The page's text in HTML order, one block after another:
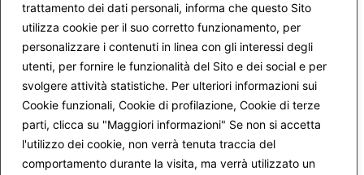
trattamento dei dati personali, informa che questo Sito
utilizza cookie per il suo corretto funzionamento, per
personalizzare i contenuti in linea con gli interessi degli
utenti, per fornire le funzionalità del Sito e dei social e per
svolgere attività statistiche. Per ulteriori informazioni sui
Cookie funzionali, Cookie di profilazione, Cookie di terze
parti, clicca su "Maggiori informazioni" Se non si accetta
l'utilizzo dei cookie, non verrà tenuta traccia del
comportamento durante la visita, ma verrà utilizzato un
Email*
Avvertimi via email in caso di risposte al mio
commento.